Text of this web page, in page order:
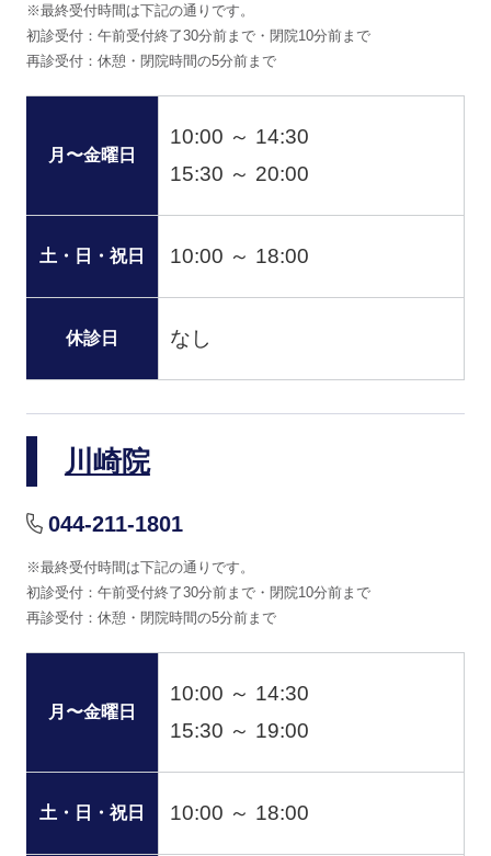
※最終受付時間は下記の通りです。
初診受付：午前受付終了30分前まで・閉院10分前まで
再診受付：休憩・閉院時間の5分前まで
月〜金曜日
10:00 ～ 14:30
15:30 ～ 20:00
土・日・祝日 10:00 ～ 18:00
休診日 なし
川崎院
044-211-1801
※最終受付時間は下記の通りです。
初診受付：午前受付終了30分前まで・閉院10分前まで
再診受付：休憩・閉院時間の5分前まで
月〜金曜日
10:00 ～ 14:30
15:30 ～ 19:00
土・日・祝日 10:00 ～ 18:00